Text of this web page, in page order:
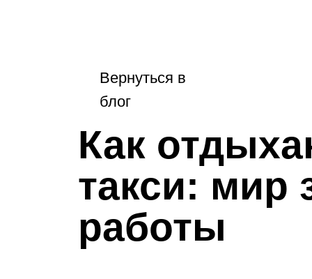
Как
такси: мир
работы
Вернуться в
блог